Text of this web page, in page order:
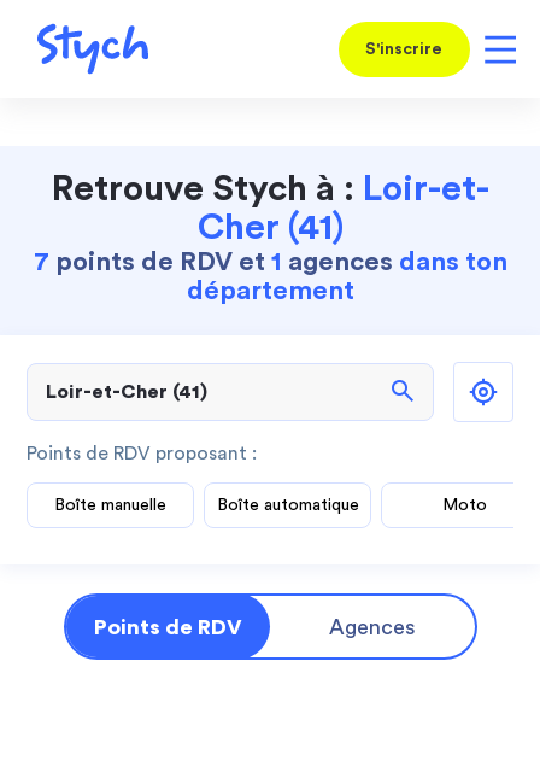
S'inscrire
Retrouve Stych à : Loir-et-
Cher (41)
7 points de RDV et 1 agences dans ton
département
search
Points de RDV proposant :
Boîte manuelle Boîte automatique Moto
Points de RDV Agences